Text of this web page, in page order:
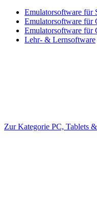
Emulatorsoftware für
Emulatorsoftware für
Emulatorsoftware
Lehr- & Lernsoftware
Zur Kategorie PC, Tablets